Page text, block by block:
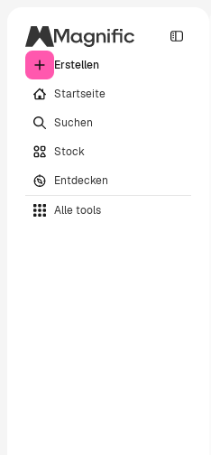
Erstellen
Startseite
Suchen
Stock
Entdecken
Alle tools